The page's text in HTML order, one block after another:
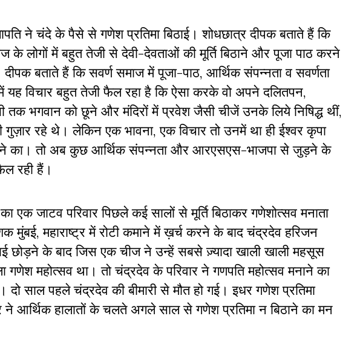
ने चंदे के पैसे से गणेश प्रतिमा बिठाई। शोधछात्र दीपक बताते हैं कि
के लोगों में बहुत तेजी से देवी-देवताओं की मूर्ति बिठाने और पूजा पाठ करने
बताते हैं कि सवर्ण समाज में पूजा-पाठ, आर्थिक संपन्नता व सवर्णता
विचार बहुत तेजी फैल रहा है कि ऐसा करके वो अपने दलितपन,
भगवान को छूने और मंदिरों में प्रवेश जैसी चीजें उनके लिये निषिद्ध थीं,
रहे थे। लेकिन एक भावना, एक विचार तो उनमें था ही ईश्वर कृपा
का। तो अब कुछ आर्थिक संपन्नता और आरएसएस-भाजपा से जुड़ने के
रही हैं।
एक जाटव परिवार पिछले कई सालों से मूर्ति बिठाकर गणेशोत्सव मनाता
महाराष्ट्र में रोटी कमाने में ख़र्च करने के बाद चंद्रदेव हरिजन
छोड़ने के बाद जिस एक चीज ने उन्हें सबसे ज़्यादा खाली खाली महसूस
गणेश महोत्सव था। तो चंद्रदेव के परिवार ने गणपति महोत्सव मनाने का
साल पहले चंद्रदेव की बीमारी से मौत हो गई। इधर गणेश प्रतिमा
ने आर्थिक हालातों के चलते अगले साल से गणेश प्रतिमा न बिठाने का मन